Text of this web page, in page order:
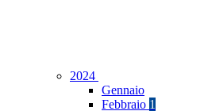
2024
Gennaio
Febbraio 1